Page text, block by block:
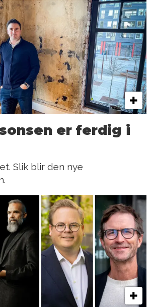
er ferdig i
Slik blir den nye